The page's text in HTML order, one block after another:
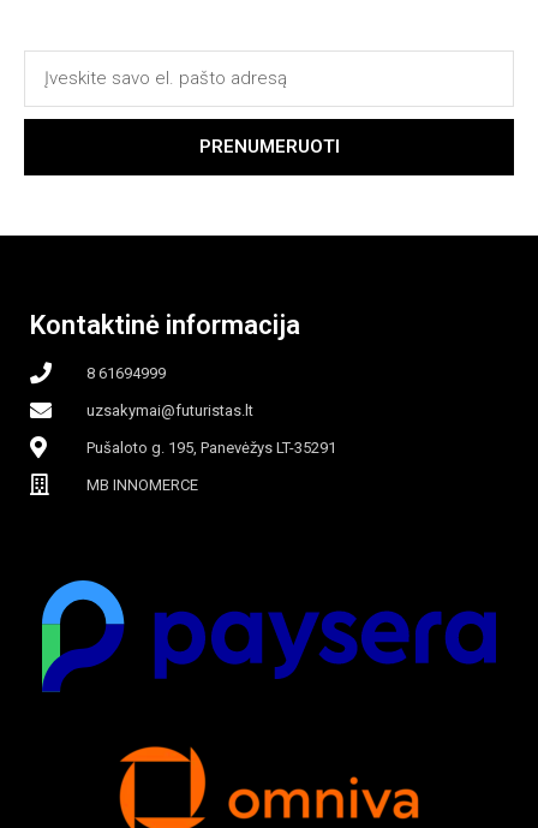
PRENUMERUOTI
Kontaktinė informacija
8 61694999
uzsakymai@futuristas.lt
Pušaloto g. 195, Panevėžys LT-35291
MB INNOMERCE